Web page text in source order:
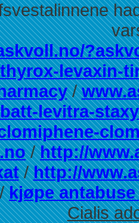
levaxin-
/
levitra-
/http://
/http://
kjøpe
Cialis